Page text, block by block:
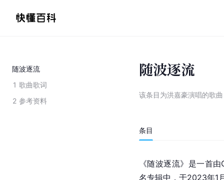
随波逐流
1 歌曲歌词
2 参考资料
随波逐流
该条目为洪嘉豪演唱的歌曲
条目
《随波逐流》是一首
名专辑中，于2023年1